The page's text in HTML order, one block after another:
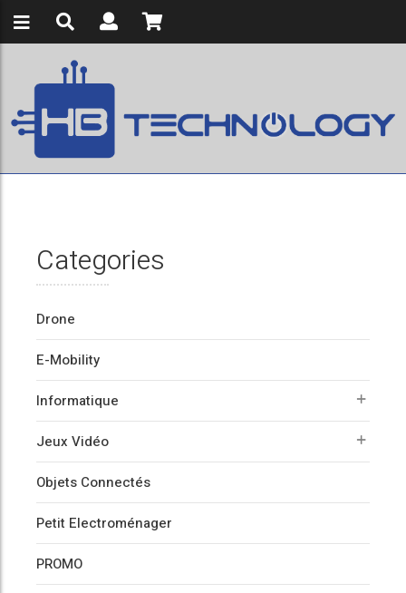
Categories
Drone
E-Mobility
Informatique
Jeux Vidéo
Objets Connectés
Petit Electroménager
PROMO